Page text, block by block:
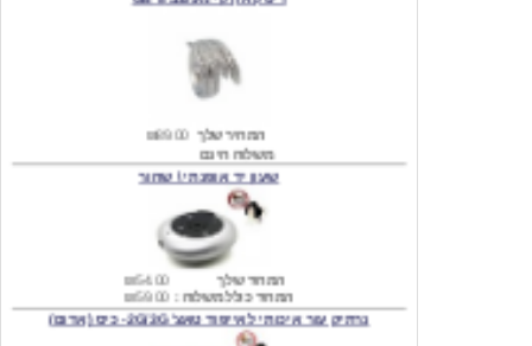
המחיר שלך
משלוח חינם
₪54.00
המחיר שלך
₪59.00 המחיר כולל משלוח :
נרתיק עור איכותי לאייפוד טאצ' 2G/3G- כיס (אדום)